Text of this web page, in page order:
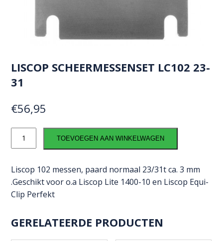
LISCOP SCHEERMESSENSET LC102 23-
31
€56,95
scheermessenset
23-
aantal
TOEVOEGEN AAN WINKELWAGEN
Liscop 102 messen, paard normaal 23/31t ca. 3 mm
.Geschikt voor o.a Liscop Lite 1400-10 en Liscop Equi-
Clip Perfekt
GERELATEERDE PRODUCTEN